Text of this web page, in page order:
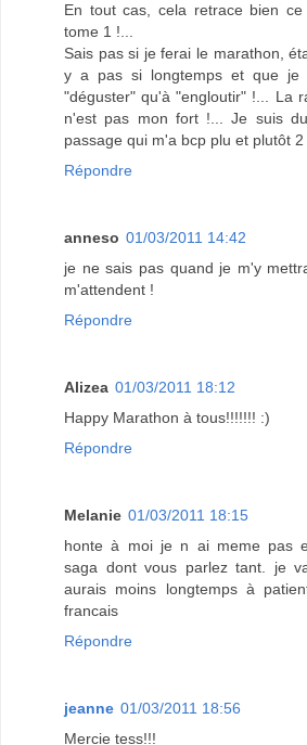
En tout cas, cela retrace bien
tome 1 !...
Sais pas si je ferai le marathon,
y a pas si longtemps et que je
"déguster" qu'à "engloutir" !... La
n'est pas mon fort !... Je suis
passage qui m'a bcp plu et plutôt
Répondre
anneso 01/03/2011 14:42
je ne sais pas quand je m'y
m'attendent !
Répondre
Alizea 01/03/2011 18:12
Happy Marathon à tous!!!!!!! :)
Répondre
Melanie 01/03/2011 18:15
honte à moi je n ai meme pas
saga dont vous parlez tant. je
aurais moins longtemps à
francais
Répondre
jeanne 01/03/2011 18:56
Mercie tess!!!